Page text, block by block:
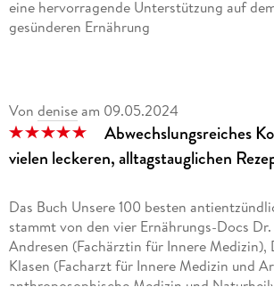
Medizin und Naturheilverfahren. Über 15
Chefarzt und zehn Jahre stellvertretender
verbindet die Schulmedizin mit
anthroposophischer und tibetanischer
eine hervorragende Unterstützung auf
gesünderen Ernährung
Von denise am 09.05.2024
Abwechslungsreiches
vielen leckeren, alltagstauglichen
Das Buch Unsere 100 besten
stammt von den vier Ernährungs-Docs
Andresen (Fachärztin für Innere Medizin),
Klasen (Facharzt für Innere Medizin und
anthroposophische Medizin und